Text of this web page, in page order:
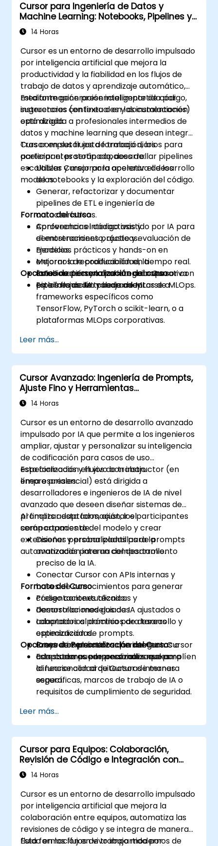
Cursor para Ingeniería de Datos y
Machine Learning: Notebooks, Pipelines y
Model Ops
14 Horas
Cursor es un entorno de desarrollo impulsado
por inteligencia artificial que mejora la
productividad y la fiabilidad en los flujos de
trabajo de datos y aprendizaje automático,
mediante generación inteligente de código,
sugerencias contextuales y documentación
optimizada.
Esta formación presencial impartida por
instructores (en línea o en las instalaciones)
está dirigida a profesionales intermedios de
datos y machine learning que desean integrar
Cursor en sus flujos de trabajo diarios para
acelerar el prototipado, desarrollar pipelines
escalables y mejorar la operativa de los
modelos.
Tras completar esta formación, los
participantes serán capaces de:
Utilizar Cursor para acelerar el desarrollo
de notebooks y la exploración del código.
Generar, refactorizar y documentar
pipelines de ETL e ingeniería de
características.
Aprovechar el código asistido por IA para
el entrenamiento, ajuste y evaluación de
modelos.
Mejorar la reproducibilidad, la
colaboración y la coherencia operativa
en los flujos de trabajo de ML.
Formato del curso
Conferencias interactivas y
demostraciones prácticas.
Ejercicios prácticos y hands-on en
entornos de codificación en tiempo real.
Estudios de caso que integran Cursor con
pipelines de ML y herramientas de MLOps.
Opciones de personalización del curso
Esta formación puede adaptarse a
frameworks específicos como
TensorFlow, PyTorch o scikit-learn, o a
plataformas MLOps corporativas.
Leer más...
Cursor Avanzado: Ingeniería de Prompts,
Ajuste Fino y Herramientas
Personalizadas
14 Horas
Cursor es un entorno de desarrollo avanzado
impulsado por IA que permite a los ingenieros
ampliar, ajustar y personalizar su inteligencia
de codificación para casos de uso
especializados y flujos de trabajo
empresariales.
Esta formación en vivo con instructor (en
línea o presencial) está dirigida a
desarrolladores e ingenieros de IA de nivel
avanzado que deseen diseñar sistemas de
prompts adaptados, ajustar el
comportamiento del modelo y crear
extensiones personalizadas para la
automatización interna del desarrollo.
Al finalizar esta formación, los participantes
serán capaces de:
Diseñar y probar plantillas de prompts
avanzadas para un comportamiento
preciso de la IA.
Conectar Cursor con APIs internas y
bases de conocimientos para generar
código contextualizado.
Desarrollar modelos de IA ajustados o
adaptados al dominio para tareas
especializadas.
Crear e implementar herramientas o
adaptadores personalizados que amplíen
la funcionalidad de Cursor de manera
segura.
Formato del Curso
Presentaciones técnicas y
demostraciones guiadas.
Laboratorios prácticos de desarrollo y
optimización de prompts.
Proyectos prácticos que integran Cursor
con sistemas empresariales reales.
Opciones de Personalización del Curso
Este curso puede personalizarse para
alinearse con arquitecturas internas
específicas, marcos de trabajo de IA o
requisitos de cumplimiento de seguridad.
Leer más...
Cursor para Equipos: Colaboración,
Revisión de Código e Integración con
CI/CD14 Horas
Cursor es un entorno de desarrollo impulsado
por inteligencia artificial que mejora la
colaboración entre equipos, automatiza las
revisiones de código y se integra de manera
fluida en los flujos de trabajo modernos de
Esta formación en vivo impartida por